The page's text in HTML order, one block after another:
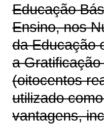
Educação
Ensino, nos
da Educação
a
(oitocentos
utilizado
vantagens,